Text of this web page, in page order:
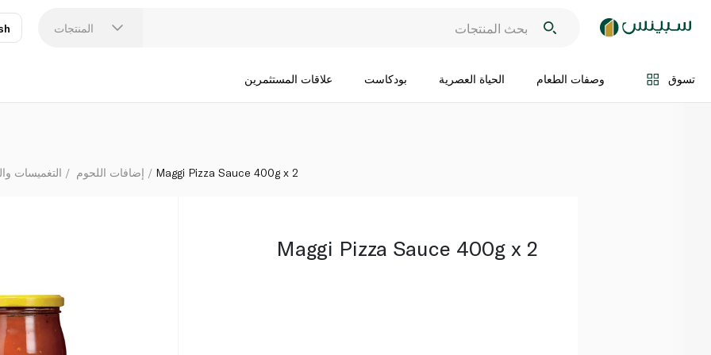
المنتجات
تسوق وصفات الطعام الحياة العصرية بودكاست علاقات المستثمرين
اضف الى السلة
التغميسات إضافات اللحوم Maggi Pizza Sauce 400g x 2
Maggi Pizza Sauce 400g x 2